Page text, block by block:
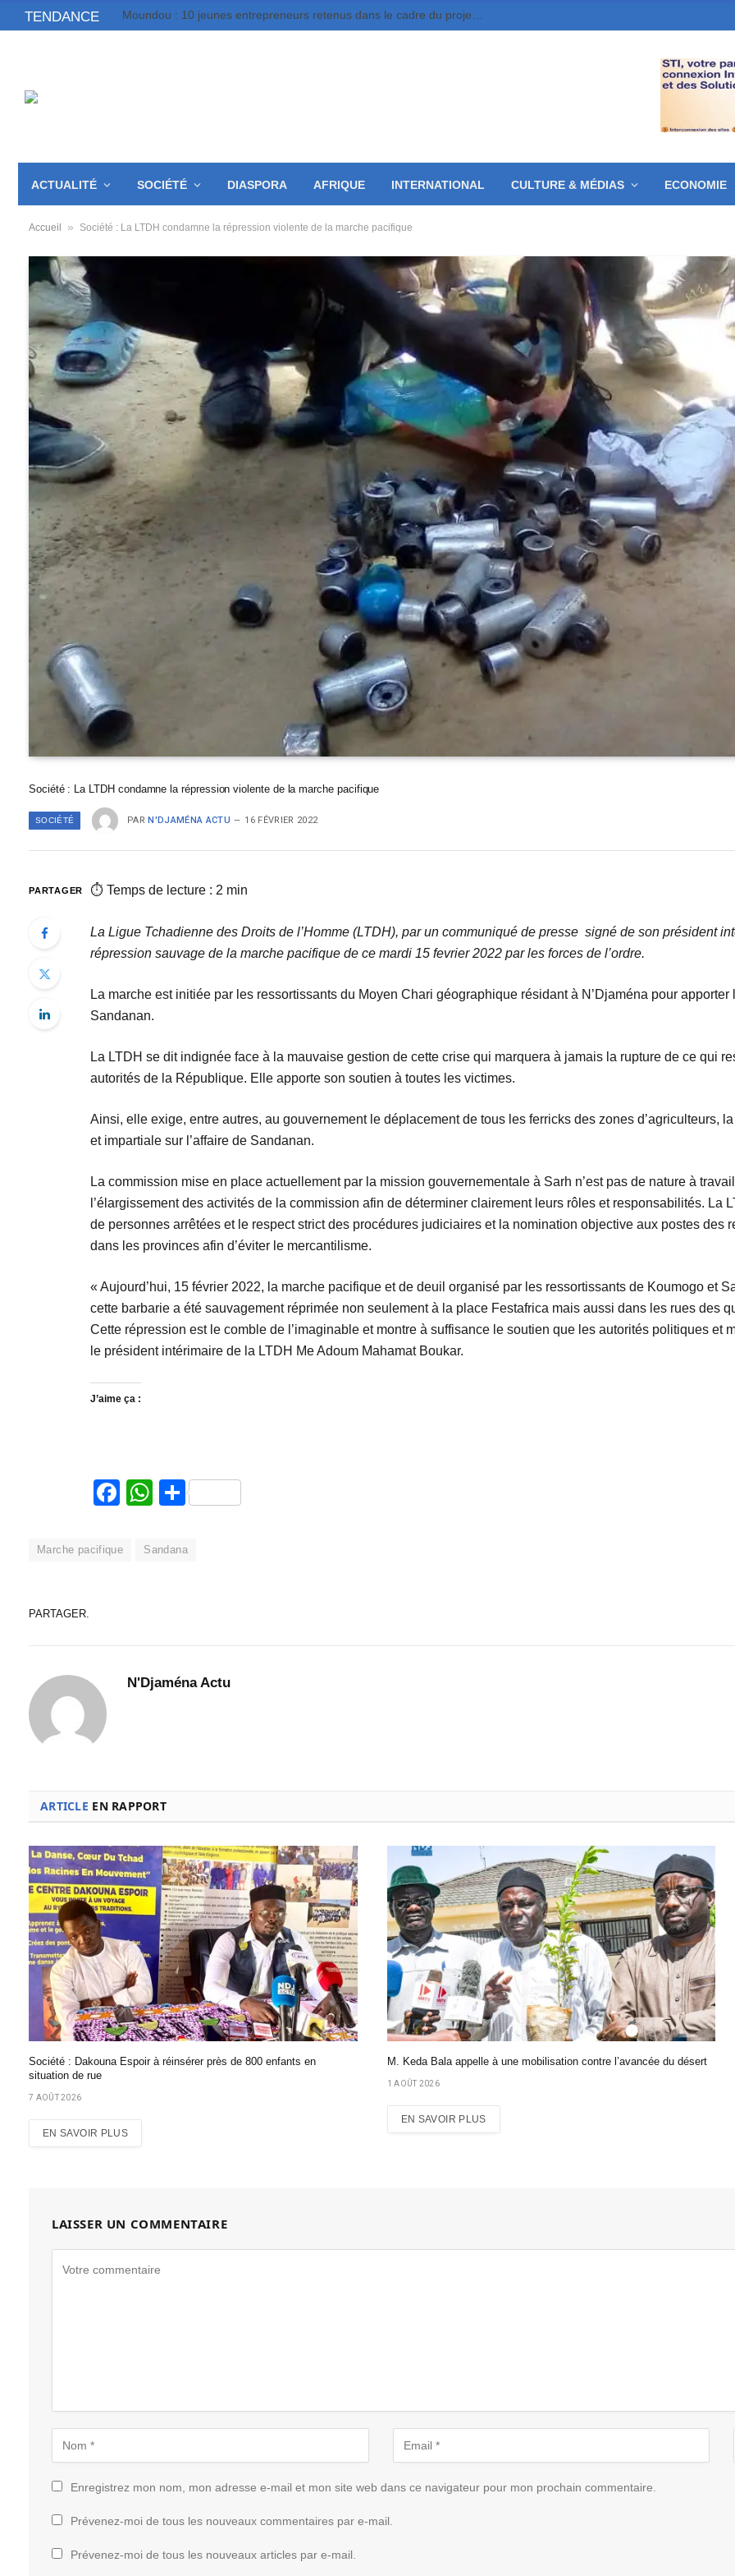
TENDANCE Moundou : 10 jeunes entrepreneurs retenus dans le cadre du projet MounDix
ACTUALITÉ SOCIÉTÉ DIASPORA AFRIQUE INTERNATIONAL CULTURE & MÉDIAS ECONOMIE
Accueil » Société : La LTDH condamne la répression violente de la marche pacifique
Société : La LTDH condamne la répression violente de la marche pacifique
SOCIÉTÉ PAR N'DJAMÉNA ACTU 16 FÉVRIER 2022
PARTAGER ⏱ Temps de lecture : 2 min
La Ligue Tchadienne des Droits de l’Homme (LTDH), par un communiqué de presse signé de son président
répression sauvage de la marche pacifique de ce mardi 15 fevrier 2022 par les forces de l’ordre.
La marche est initiée par les ressortissants du Moyen Chari géographique résidant à N’Djaména pour
Sandanan.
La LTDH se dit indignée face à la mauvaise gestion de cette crise qui marquera à jamais la rupture de ce qui
autorités de la République. Elle apporte son soutien à toutes les victimes.
Ainsi, elle exige, entre autres, au gouvernement le déplacement de tous les ferricks des zones d’agriculteurs,
et impartiale sur l’affaire de Sandanan.
La commission mise en place actuellement par la mission gouvernementale à Sarh n’est pas de nature à
l’élargissement des activités de la commission afin de déterminer clairement leurs rôles et responsabilités. La
de personnes arrêtées et le respect strict des procédures judiciaires et la nomination objective aux postes
dans les provinces afin d’éviter le mercantilisme.
« Aujourd’hui, 15 février 2022, la marche pacifique et de deuil organisé par les ressortissants de Koumogo et
cette barbarie a été sauvagement réprimée non seulement à la place Festafrica mais aussi dans les rues des
Cette répression est le comble de l’imaginable et montre à suffisance le soutien que les autorités politiques et
le président intérimaire de la LTDH Me Adoum Mahamat Boukar.
J’aime ça :
Facebook
WhatsApp
Partager
Marche pacifique Sandana
PARTAGER.
N'Djaména Actu
ARTICLE EN RAPPORT
Société : Dakouna Espoir à réinsérer près de 800 enfants en
situation de rue
7 AOÛT 2026
EN SAVOIR PLUS
M. Keda Bala appelle à une mobilisation contre l’avancée du désert
1 AOÛT 2026
EN SAVOIR PLUS
LAISSER UN COMMENTAIRE
Enregistrez mon nom, mon adresse e-mail et mon site web dans ce navigateur pour mon prochain commentaire.
Prévenez-moi de tous les nouveaux commentaires par e-mail.
Prévenez-moi de tous les nouveaux articles par e-mail.